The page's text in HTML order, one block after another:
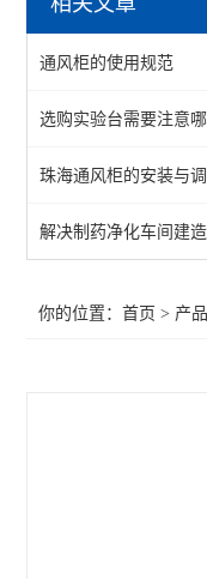
实验台
通风柜
实验室高柜
通风柜的使用规范
选购实验台需要注意
珠海通风柜的安装与
解决制药净化车间建
你的位置：首页 > 产